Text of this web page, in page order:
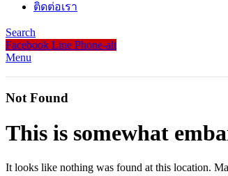
ติดต่อเรา
Search
Facebook Line Phone-alt
Menu
Not Found
This is somewhat
It looks like nothing was found at this location.